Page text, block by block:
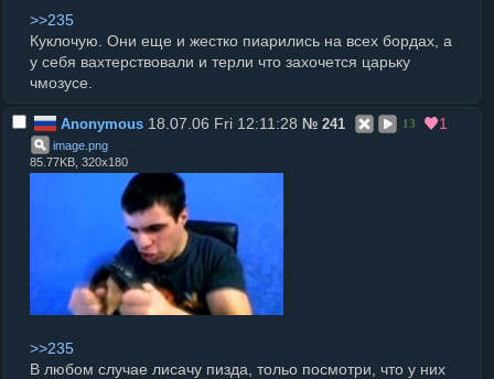
>>235
Куклочую. Они еще и жестко пиарились на всех бордах, а
у себя вахтерствовали и терли что захочется царьку
чмозусе.
Anonymous18.07.06 Fri 12:11:28 № 241 13 1
image png
85.77KB, 320x180
>>235
В любом случае лисачу пизда, тольо посмотри, что у них